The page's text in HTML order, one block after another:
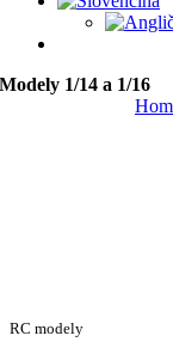
Modely 1/14 a 1/16
RC modely